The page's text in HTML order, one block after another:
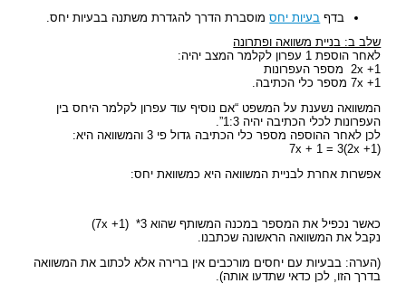
בדף בעיות יחסמוסברת הדרך להגדרת משתנה בבעיות יחס.
שלב ב: בניית משוואה ופתרונה
לאחר הוספת 1 עפרון לקלמר המצב יהיה:
2x +1 מספר העפרונות
7x +1 מספר כלי הכתיבה.
המשוואה נשענת על המשפט “אם נוסיף עוד עפרון לקלמר היחס בין
העפרונות לכלי הכתיבה יהיה 1:3”.
לכן לאחר ההוספה מספר כלי הכתיבה גדול פי 3 והמשוואה היא:
(7x + 1 = 3(2x +1
אפשרות אחרת לבניית המשוואה היא כמשוואת יחס:
כאשר נכפיל את המספר במכנה המשותף שהוא 7x +1) *3)
נקבל את המשוואה הראשונה שכתבנו.
(הערה: בבעיות עם יחסים מורכבים אין ברירה אלא לכתוב את המשוואה
בדרך הזו, לכן כדאי שתדעו אותה).